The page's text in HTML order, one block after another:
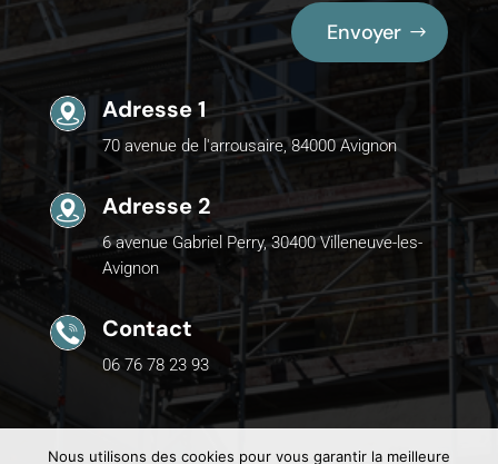
Envoyer
Adresse 1
70 avenue de l'arrousaire, 84000 Avignon
Adresse 2
6 avenue Gabriel Perry, 30400 Villeneuve-les-
Avignon
Contact
06 76 78 23 93
Nous utilisons des cookies pour vous garantir la meilleure